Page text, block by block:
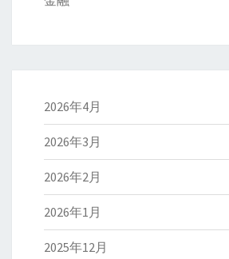
2026年4月
2026年3月
2026年2月
2026年1月
2025年12月